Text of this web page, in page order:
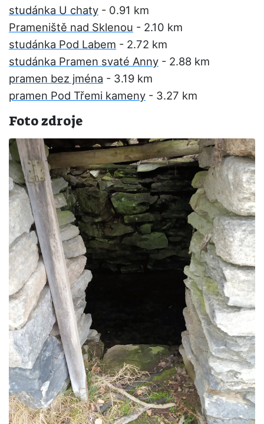
studánka U chaty - 0.91 km
Prameniště nad Sklenou - 2.10 km
studánka Pod Labem - 2.72 km
studánka Pramen svaté Anny - 2.88 km
pramen bez jména - 3.19 km
pramen Pod Třemi kameny - 3.27 km
Foto zdroje